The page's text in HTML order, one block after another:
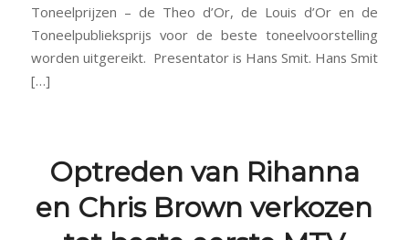
Toneelprijzen – de Theo d’Or, de Louis d’Or en de
Toneelpublieksprijs voor de beste toneelvoorstelling
worden uitgereikt. Presentator is Hans Smit. Hans Smit
[…]
Optreden van Rihanna
en Chris Brown verkozen